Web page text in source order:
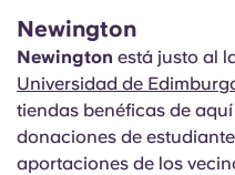
Newington
Newington está justo al
Universidad de
tiendas benéficas de
donaciones de
aportaciones de los